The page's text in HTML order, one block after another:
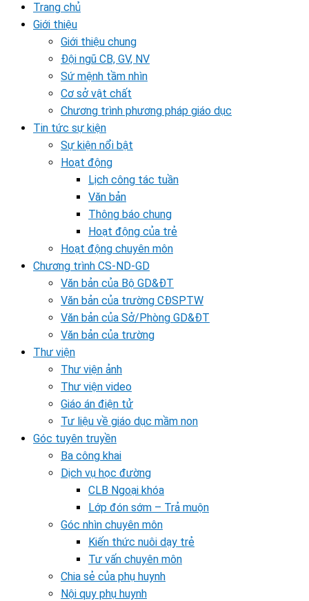
Trang chủ
Giới thiệu
Giới thiệu chung
Đội ngũ CB, GV, NV
Sứ mệnh tầm nhìn
Cơ sở vật chất
Chương trình phương pháp giáo dục
Tin tức sự kiện
Sự kiện nổi bật
Hoạt động
Lịch công tác tuần
Văn bản
Thông báo chung
Hoạt động của trẻ
Hoạt động chuyên môn
Chương trình CS-ND-GD
Văn bản của Bộ GD&ĐT
Văn bản của trường CĐSPTW
Văn bản của Sở/Phòng GD&ĐT
Văn bản của trường
Thư viện
Thư viện ảnh
Thư viện video
Giáo án điện tử
Tư liệu về giáo dục mầm non
Góc tuyên truyền
Ba công khai
Dịch vụ học đường
CLB Ngoại khóa
Lớp đón sớm – Trả muộn
Góc nhìn chuyên môn
Kiến thức nuôi dạy trẻ
Tư vấn chuyên môn
Chia sẻ của phụ huynh
Nội quy phụ huynh